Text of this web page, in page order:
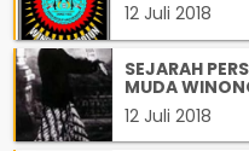
12 Juli 2018
SEJARAH
MUDA
12 Juli 2018